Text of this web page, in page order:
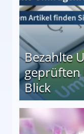
Bezahlte
geprüften
Blick
auf einen Blick